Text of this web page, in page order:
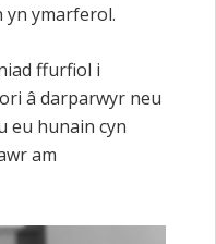
yn ymarferol.
ffurfiol i
â darparwyr neu
eu hunain cyn
am